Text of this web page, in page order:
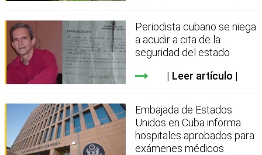
Periodista cubano se niega
a acudir a cita de la
seguridad del estado
Leer artículo
Embajada de Estados
Unidos en Cuba informa
hospitales aprobados para
exámenes médicos